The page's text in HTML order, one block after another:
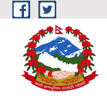
Skip to main content